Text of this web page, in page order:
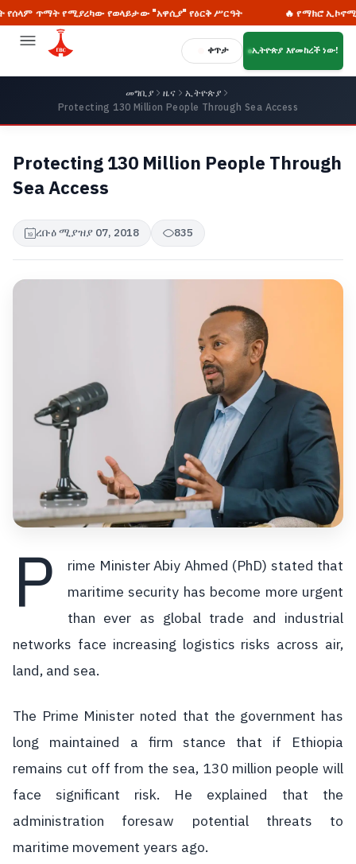
የሚያረካው የወላይታው "አዋሲያ" የዕርቅ ሥርዓት 🔥 የማክሮ ኢኮኖሚ
ቀጥታ ኢትዮጵያ እየመከረች ነው!
መግቢያ ዜና
ኢትዮጵያ
Protecting 130 Million People Through Sea Access
Protecting 130 Million People Through
Sea Access
ረቡዕ ሚያዝያ 07, 2018 835
P
rime Minister Abiy Ahmed (PhD) stated that
maritime security has become more urgent
than ever as global trade and industrial
networks face increasing logistics risks across air,
land, and sea.
The Prime Minister noted that the government has
long maintained a firm stance that if Ethiopia
remains cut off from the sea, 130 million people will
face significant risk. He explained that the
administration foresaw potential threats to
maritime movement years ago.